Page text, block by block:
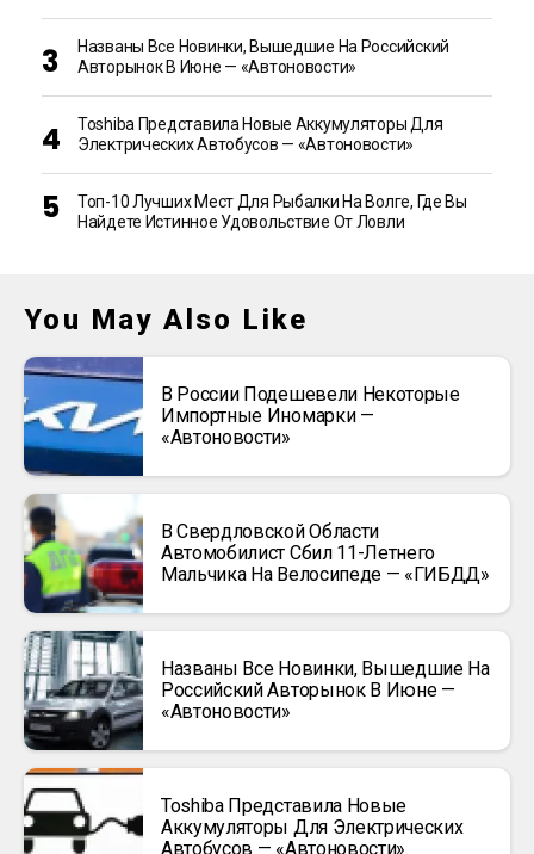
Названы Все Новинки, Вышедшие На Российский
Авторынок В Июне — «Автоновости»
Toshiba Представила Новые Аккумуляторы Для
Электрических Автобусов — «Автоновости»
Топ-10 Лучших Мест Для Рыбалки На Волге, Где Вы
Найдете Истинное Удовольствие От Ловли
You May Also Like
В России Подешевели Некоторые
Импортные Иномарки —
«Автоновости»
В Свердловской Области
Автомобилист Сбил 11-Летнего
Мальчика На Велосипеде — «ГИБДД»
Названы Все Новинки, Вышедшие На
Российский Авторынок В Июне —
«Автоновости»
Toshiba Представила Новые
Аккумуляторы Для Электрических
Автобусов — «Автоновости»